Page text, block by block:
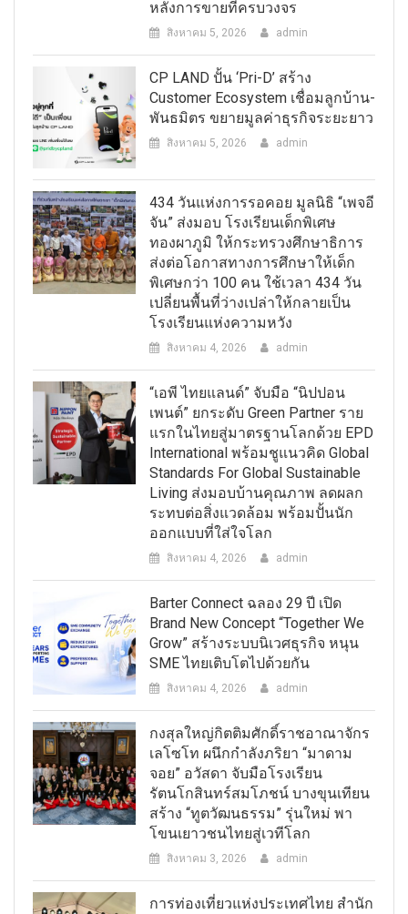
หลังการขายที่ครบวงจร
สิงหาคม 5, 2026 admin
CP LAND ปั้น ‘Pri-D’ สร้าง
Customer Ecosystem เชื่อมลูกบ้าน-
พันธมิตร ขยายมูลค่าธุรกิจระยะยาว
สิงหาคม 5, 2026 admin
434 วันแห่งการรอคอย มูลนิธิ “เพจอี
จัน” ส่งมอบ โรงเรียนเด็กพิเศษ
ทองผาภูมิ ให้กระทรวงศึกษาธิการ
ส่งต่อโอกาสทางการศึกษาให้เด็ก
พิเศษกว่า 100 คน ใช้เวลา 434 วัน
เปลี่ยนพื้นที่ว่างเปล่าให้กลายเป็น
โรงเรียนแห่งความหวัง
สิงหาคม 4, 2026 admin
“เอพี ไทยแลนด์” จับมือ “นิปปอน
เพนต์” ยกระดับ Green Partner ราย
แรกในไทยสู่มาตรฐานโลกด้วย EPD
International พร้อมชูแนวคิด Global
Standards For Global Sustainable
Living ส่งมอบบ้านคุณภาพ ลดผลก
ระทบต่อสิ่งแวดล้อม พร้อมปั้นนัก
ออกแบบที่ใส่ใจโลก
สิงหาคม 4, 2026 admin
Barter Connect ฉลอง 29 ปี เปิด
Brand New Concept “Together We
Grow” สร้างระบบนิเวศธุรกิจ หนุน
SME ไทยเติบโตไปด้วยกัน
สิงหาคม 4, 2026 admin
กงสุลใหญ่กิตติมศักดิ์ราชอาณาจักร
เลโซโท ผนึกกำลังภริยา “มาดาม
จอย” อวัสดา จับมือโรงเรียน
รัตนโกสินทร์สมโภชน์ บางขุนเทียน
สร้าง “ทูตวัฒนธรรม” รุ่นใหม่ พา
โขนเยาวชนไทยสู่เวทีโลก
สิงหาคม 3, 2026 admin
การท่องเที่ยวแห่งประเทศไทย สำนัก